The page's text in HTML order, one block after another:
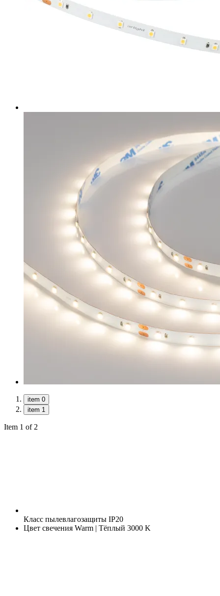
item 0
item 1
Item 1 of 2
Класс пылевлагозащиты IP20
Цвет свечения Warm | Тёплый 3000 K